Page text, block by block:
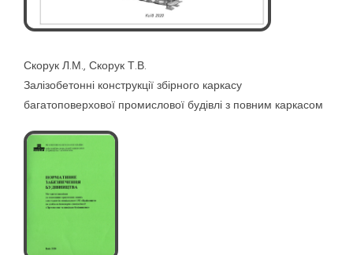
Скорук Л.М., Скорук Т.В.
Залізобетонні конструкції збірного каркасу
багатоповерхової промислової будівлі з повним каркасом